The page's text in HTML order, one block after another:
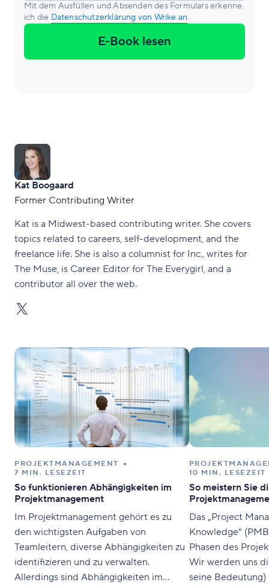
Mit dem Ausfüllen und Absenden des Formulars erkenne
ich die Datenschutzerklärung von Wrike an.
E-Book lesen
Kat Boogaard
Former Contributing Writer
Kat is a Midwest-based contributing writer. She covers
topics related to careers, self-development, and the
freelance life. She is also a columnist for Inc., writes for
The Muse, is Career Editor for The Everygirl, and a
contributor all over the web.
PROJEKTMANAGEMENT
7 MIN. LESEZEIT
So funktionieren Abhängigkeiten im
Projektmanagement
Im Projektmanagement gehört es zu
den wichtigsten Aufgaben von
Teamleitern, diverse Abhängigkeiten zu
identifizieren und zu verwalten.
Allerdings sind Abhängigkeiten im
10 MIN. LESEZEIT
So meistern Sie
Das „Project
Knowledge“
Phasen des
Wir werden uns
seine